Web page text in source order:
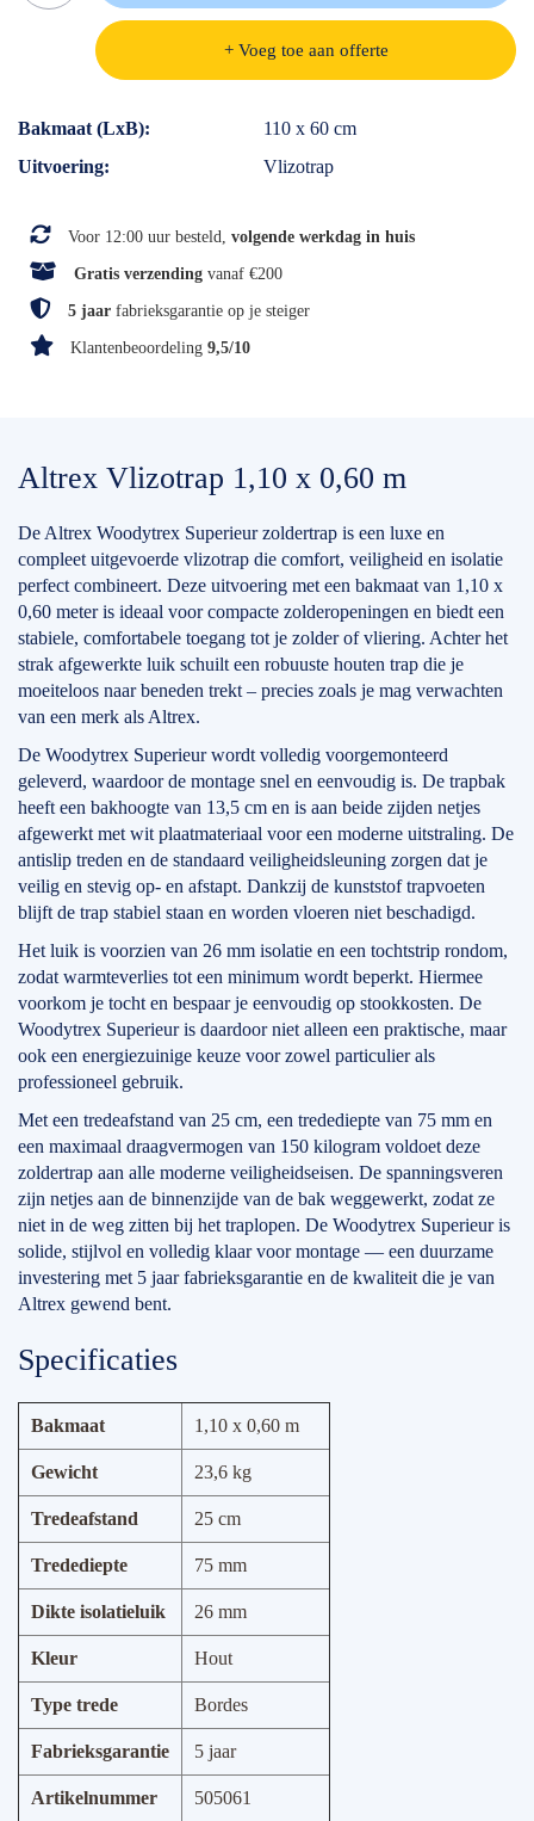
+ Voeg toe aan offerte
Specificaties
Bakmaat (LxB)
110 x 60 cm
Uitvoering
Vlizotrap
Voor 12:00 uur besteld, volgende werkdag in huis
Gratis verzending vanaf €200
5 jaar fabrieksgarantie op je steiger
Klantenbeoordeling 9,5/10
Altrex Vlizotrap 1,10 x 0,60 m
De Altrex Woodytrex Superieur zoldertrap is een luxe en
compleet uitgevoerde vlizotrap die comfort, veiligheid en isolatie
perfect combineert. Deze uitvoering met een bakmaat van 1,10 x
0,60 meter is ideaal voor compacte zolderopeningen en biedt een
stabiele, comfortabele toegang tot je zolder of vliering. Achter het
strak afgewerkte luik schuilt een robuuste houten trap die je
moeiteloos naar beneden trekt – precies zoals je mag verwachten
van een merk als Altrex.
De Woodytrex Superieur wordt volledig voorgemonteerd
geleverd, waardoor de montage snel en eenvoudig is. De trapbak
heeft een bakhoogte van 13,5 cm en is aan beide zijden netjes
afgewerkt met wit plaatmateriaal voor een moderne uitstraling. De
antislip treden en de standaard veiligheidsleuning zorgen dat je
veilig en stevig op- en afstapt. Dankzij de kunststof trapvoeten
blijft de trap stabiel staan en worden vloeren niet beschadigd.
Het luik is voorzien van 26 mm isolatie en een tochtstrip rondom,
zodat warmteverlies tot een minimum wordt beperkt. Hiermee
voorkom je tocht en bespaar je eenvoudig op stookkosten. De
Woodytrex Superieur is daardoor niet alleen een praktische, maar
ook een energiezuinige keuze voor zowel particulier als
professioneel gebruik.
Met een tredeafstand van 25 cm, een tredediepte van 75 mm en
een maximaal draagvermogen van 150 kilogram voldoet deze
zoldertrap aan alle moderne veiligheidseisen. De spanningsveren
zijn netjes aan de binnenzijde van de bak weggewerkt, zodat ze
niet in de weg zitten bij het traplopen. De Woodytrex Superieur is
solide, stijlvol en volledig klaar voor montage — een duurzame
investering met 5 jaar fabrieksgarantie en de kwaliteit die je van
Altrex gewend bent.
Specificaties
Bakmaat 1,10 x 0,60 m
Gewicht 23,6 kg
Tredeafstand 25 cm
Tredediepte 75 mm
Dikte isolatieluik 26 mm
Kleur Hout
Type trede Bordes
Fabrieksgarantie 5 jaar
Artikelnummer 505061